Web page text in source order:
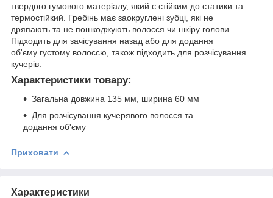
твердого гумового матеріалу, який є стійким до статики та
термостійкий. Гребінь має заокруглені зубці, які не
дряпають та не пошкоджують волосся чи шкіру голови.
Підходить для зачісування назад або для додання
об'єму густому волоссю, також підходить для розчісування
кучерів.
Характеристики товару:
Загальна довжина 135 мм, ширина 60 мм
Для розчісування кучерявого волосся та
додання об'єму
Приховати
Характеристики